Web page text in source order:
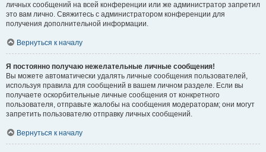
личных сообщений на всей конференции или же администратор запретил
это вам лично. Свяжитесь с администратором конференции для
получения дополнительной информации.
Вернуться к началу
Я постоянно получаю нежелательные личные сообщения!
Вы можете автоматически удалять личные сообщения пользователей,
используя правила для сообщений в вашем личном разделе. Если вы
получаете оскорбительные личные сообщения от конкретного
пользователя, отправьте жалобы на сообщения модераторам; они могут
запретить пользователю отправку личных сообщений.
Вернуться к началу